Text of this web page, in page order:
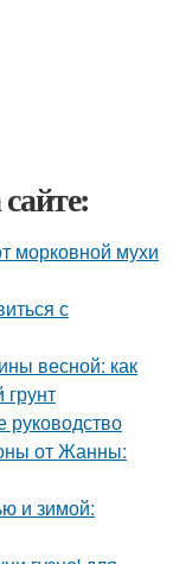
морковной мухи
с
весной: как
от Жанны:
и зимой: